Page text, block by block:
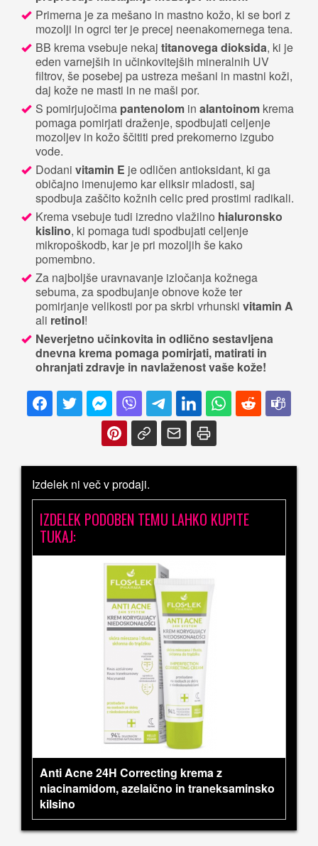
Primerna je za mešano in mastno kožo, ki se bori z
mozolji in ogrci ter je precej neenakomernega tena.
BB krema vsebuje nekaj titanovega dioksida, ki je
eden varnejših in učinkovitejših mineralnih UV
filtrov, še posebej pa ustreza mešani in mastni koži,
daj kože ne masti in ne maši por.
S pomirjujočima pantenolom in alantoinom krema
pomaga pomirjati draženje, spodbujati celjenje
mozoljev in kožo ščititi pred prekomerno izgubo
vode.
Dodani vitamin E je odličen antioksidant, ki ga
običajno imenujemo kar eliksir mladosti, saj
spodbuja zaščito kožnih celic pred prostimi radikali.
Krema vsebuje tudi izredno vlažilno hialuronsko
kislino, ki pomaga tudi spodbujati celjenje
mikropoškodb, kar je pri mozoljih še kako
pomembno.
Za najboljše uravnavanje izločanja kožnega
sebuma, za spodbujanje obnove kože ter
pomirjanje velikosti por pa skrbi vrhunski vitamin A
ali retinol!
Neverjetno učinkovita in odlično sestavljena
dnevna krema pomaga pomirjati, matirati in
ohranjati zdravje in navlaženost vaše kože!
Izdelek ni več v prodaji.
IZDELEK PODOBEN TEMU LAHKO KUPITE
TUKAJ:
Anti Acne 24H Correcting krema z
niacinamidom, azelaično in traneksaminsko
kilsino